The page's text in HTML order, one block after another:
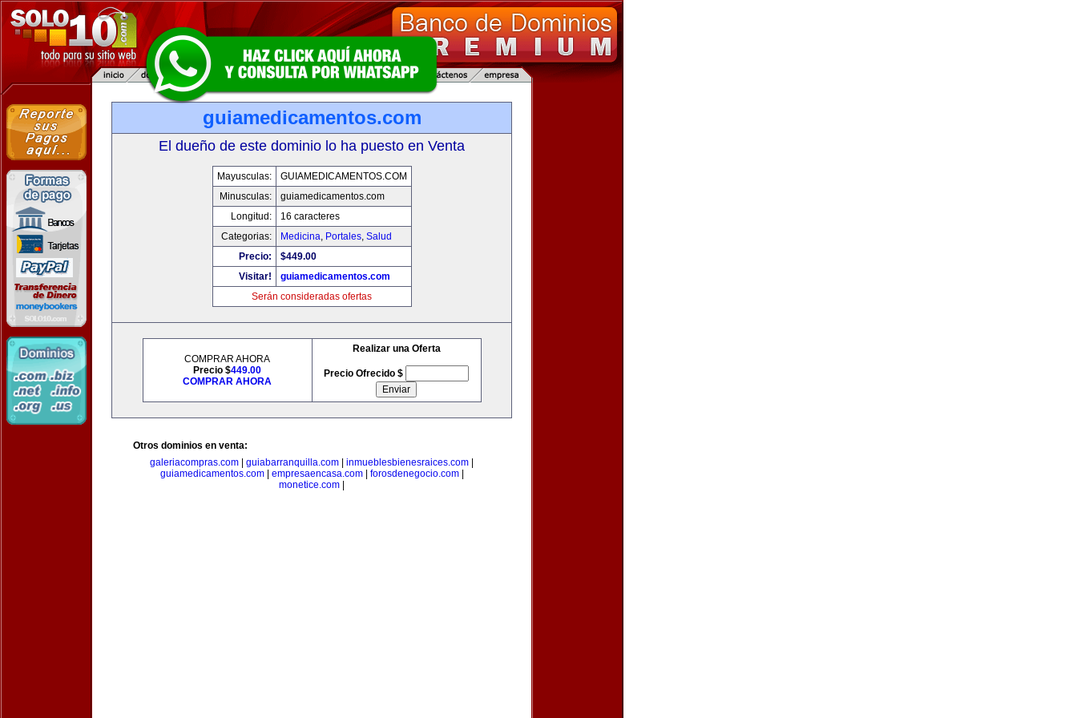
guiamedicamentos.com
El dueño de este dominio lo ha puesto en Venta
Mayusculas:
GUIAMEDICAMENTOS.COM
Minusculas:
guiamedicamentos.com
Longitud:
16 caracteres
Categorias:
Medicina, Portales, Salud
Precio:
$449.00
Visitar!
guiamedicamentos.com
Serán consideradas ofertas
COMPRAR AHORA
Precio $449.00
COMPRAR AHORA
Realizar una Oferta
Precio Ofrecido $
Otros dominios en venta:
galeriacompras.com
guiabarranquilla.com inmueblesbienesraices.com
guiamedicamentos.com| empresaencasa.com| forosdenegocio.com|
monetice.com